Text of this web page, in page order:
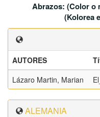
Abrazos: (Color o
(Kolorea
AUTORES
Lázaro Martin, Marian
ALEMANIA